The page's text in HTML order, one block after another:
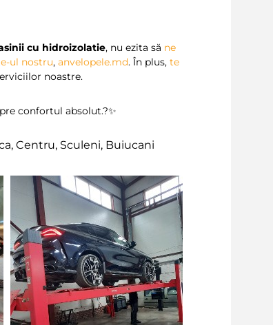
cu hidroizolatie, nu ezita să ne
ul nostru,anvelopele.md. În plus,te
noastre.
confortul absolut.?✨
Centru, Sculeni, Buiucani